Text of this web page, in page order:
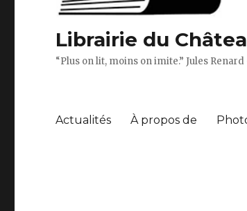
Librairie du
“Plus on lit, moins on imite.” Jules
Actualités À propos de